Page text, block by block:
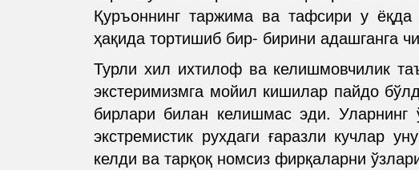
Қуръоннинг таржима ва тафсири у
ҳақида тортишиб бир- бирини адашганга
Турли хил ихтилоф ва келишмовчилик
экстеримизмга мойил кишилар пайдо
бирлари билан келишмас эди.
экстремистик рухдаги ғаразли кучлар
келди ва тарқоқ номсиз фирқаларни